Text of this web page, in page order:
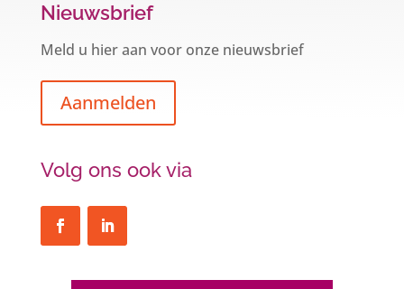
Nieuwsbrief
Meld u hier aan voor onze nieuwsbrief
Aanmelden
Volg ons ook via